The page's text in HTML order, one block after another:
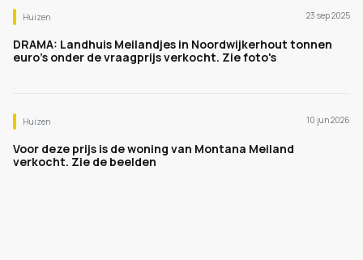
Huizen 23 sep 2025
DRAMA: Landhuis Meilandjes in Noordwijkerhout tonnen
euro's onder de vraagprijs verkocht. Zie foto's
Huizen 10 jun 2026
Voor deze prijs is de woning van Montana Meiland
verkocht. Zie de beelden